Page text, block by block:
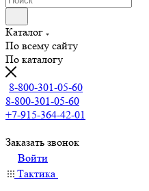
Каталог
По всему сайту
По каталогу
8-800-301-05-60
8-800-301-05-60
+7-915-364-42-01
Заказать звонок
Войти
Тактика